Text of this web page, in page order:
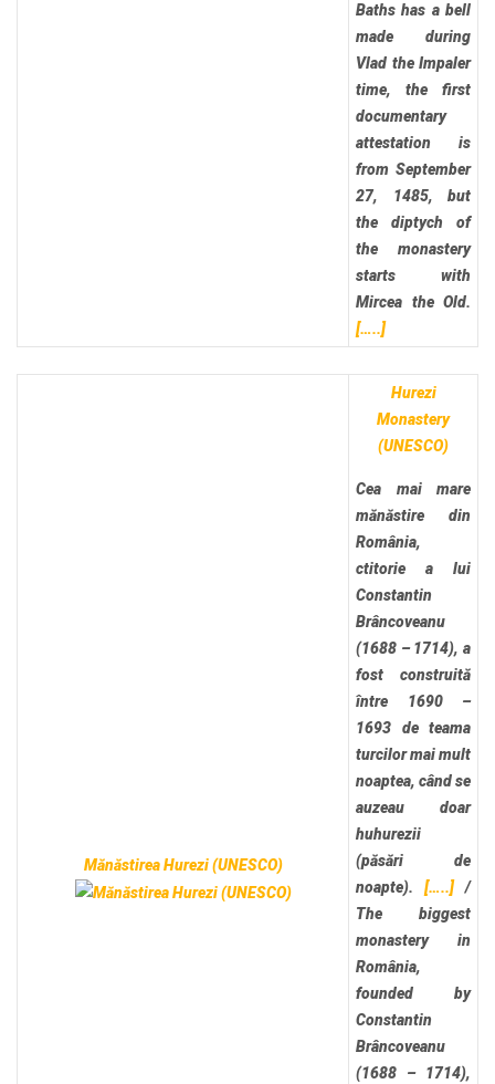
Baths has a bell
made during
Vlad the Impaler
time, the first
documentary
attestation is
from September
27, 1485, but
the diptych of
the monastery
starts with
Mircea the Old.
[…..]
Mănăstirea Hurezi (UNESCO)
Hurezi
Monastery
(UNESCO)
Cea mai mare
mănăstire din
România,
ctitorie a lui
Constantin
Brâncoveanu
(1688 – 1714), a
fost construită
între 1690 –
1693 de teama
turcilor mai mult
noaptea, când se
auzeau doar
huhurezii
(păsări de
noapte). […..] /
The biggest
monastery in
România,
founded by
Constantin
Brâncoveanu
(1688 – 1714),